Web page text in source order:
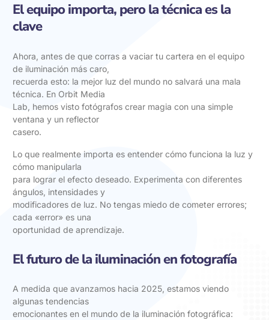
El equipo importa, pero la técnica es la
clave
Ahora, antes de que corras a vaciar tu cartera en el equipo
de iluminación más caro,
recuerda esto: la mejor luz del mundo no salvará una mala
técnica. En Orbit Media
Lab, hemos visto fotógrafos crear magia con una simple
ventana y un reflector
casero.
Lo que realmente importa es entender cómo funciona la luz y
cómo manipularla
para lograr el efecto deseado. Experimenta con diferentes
ángulos, intensidades y
modificadores de luz. No tengas miedo de cometer errores;
cada «error» es una
oportunidad de aprendizaje.
El futuro de la iluminación en fotografía
A medida que avanzamos hacia 2025, estamos viendo
algunas tendencias
emocionantes en el mundo de la iluminación fotográfica: